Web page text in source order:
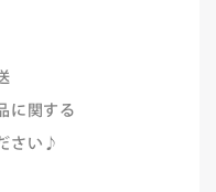
に関する
さい♪